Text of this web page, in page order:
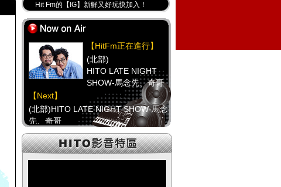
Hit Fm的【IG】新鮮又好玩快加入！
Hit Fm【FB臉書粉絲團】等你加入！
最專業《DJ推薦》好音樂千萬別錯過！
好康報報 最新優惠訊息都在這！
【HitFm正在進行】
(北部)
HITO LATE NIGHT
SHOW-馬念先、奇哥
【Next】
(北部)HITO LATE NIGHT SHOW-馬念
先、奇哥
【HitFm正在進行】
(中部)